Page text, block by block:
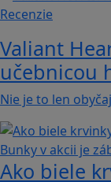
Recenzie
Valiant
učebnicou
Nie je to len
Ako biele